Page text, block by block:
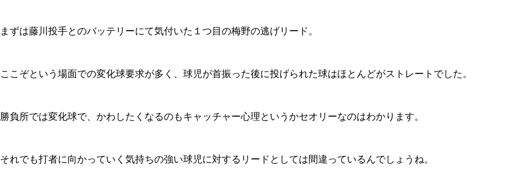
まずは藤川投手とのバッテリーにて気付いた１つ目の梅野の逃げリード。
ここぞという場面での変化球要求が多く、球児が首振った後に投げられた球はほとんどがストレートでした。
勝負所では変化球で、かわしたくなるのもキャッチャー心理というかセオリーなのはわかります。
それでも打者に向かっていく気持ちの強い球児に対するリードとしては間違っているんでしょうね。